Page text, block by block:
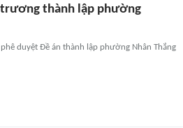
trương thành lập phường
duyệt Đề án thành lập phường Nhân Thắng